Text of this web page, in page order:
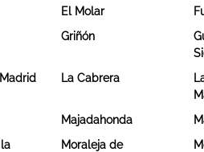
El Molar
Griñón
La Cabrera
Majadahonda
Moraleja de